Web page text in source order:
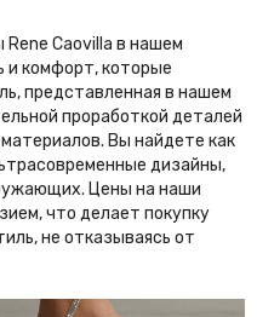
Lagerfeld
Rene Caovilla в нашем
и комфорт, которые
представленная в нашем
проработкой деталей
Вы найдете как
дизайны,
Цены на наши
что делает покупку
не отказываясь от